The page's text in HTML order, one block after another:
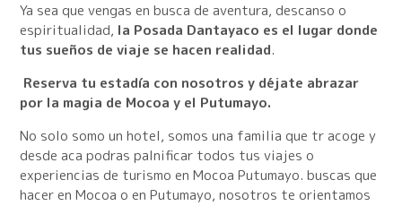
Ya sea que vengas en busca de aventura, descanso o
espiritualidad, la Posada Dantayaco es el lugar donde
tus sueños de viaje se hacen realidad.
Reserva tu estadía con nosotros y déjate abrazar
por la magia de Mocoa y el Putumayo.
No solo somo un hotel, somos una familia que tr acoge y
desde aca podras palnificar todos tus viajes o
experiencias de turismo en Mocoa Putumayo. buscas que
hacer en Mocoa o en Putumayo, nosotros te orientamos